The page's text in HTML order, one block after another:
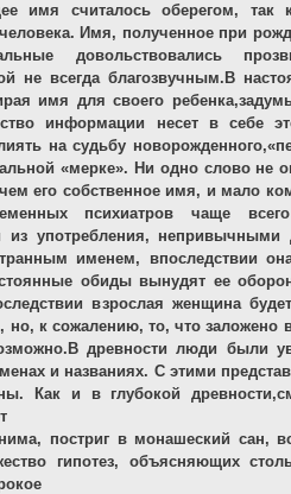
имя считалось оберегом, так
Имя, полученное при
довольствовались
всегда благозвучным.В
имя для своего
информации несет в себе
на судьбу
«мерке». Ни одно слово не
его собственное имя, и мало
психиатров чаще
употребления, непривычными
именем, впоследствии
обиды вынудят ее
взрослая женщина
к сожалению, то, что заложено
древности люди были
и названиях. С этими
Как и в глубокой
постриг в монашеский сан,
гипотез, объясняющих